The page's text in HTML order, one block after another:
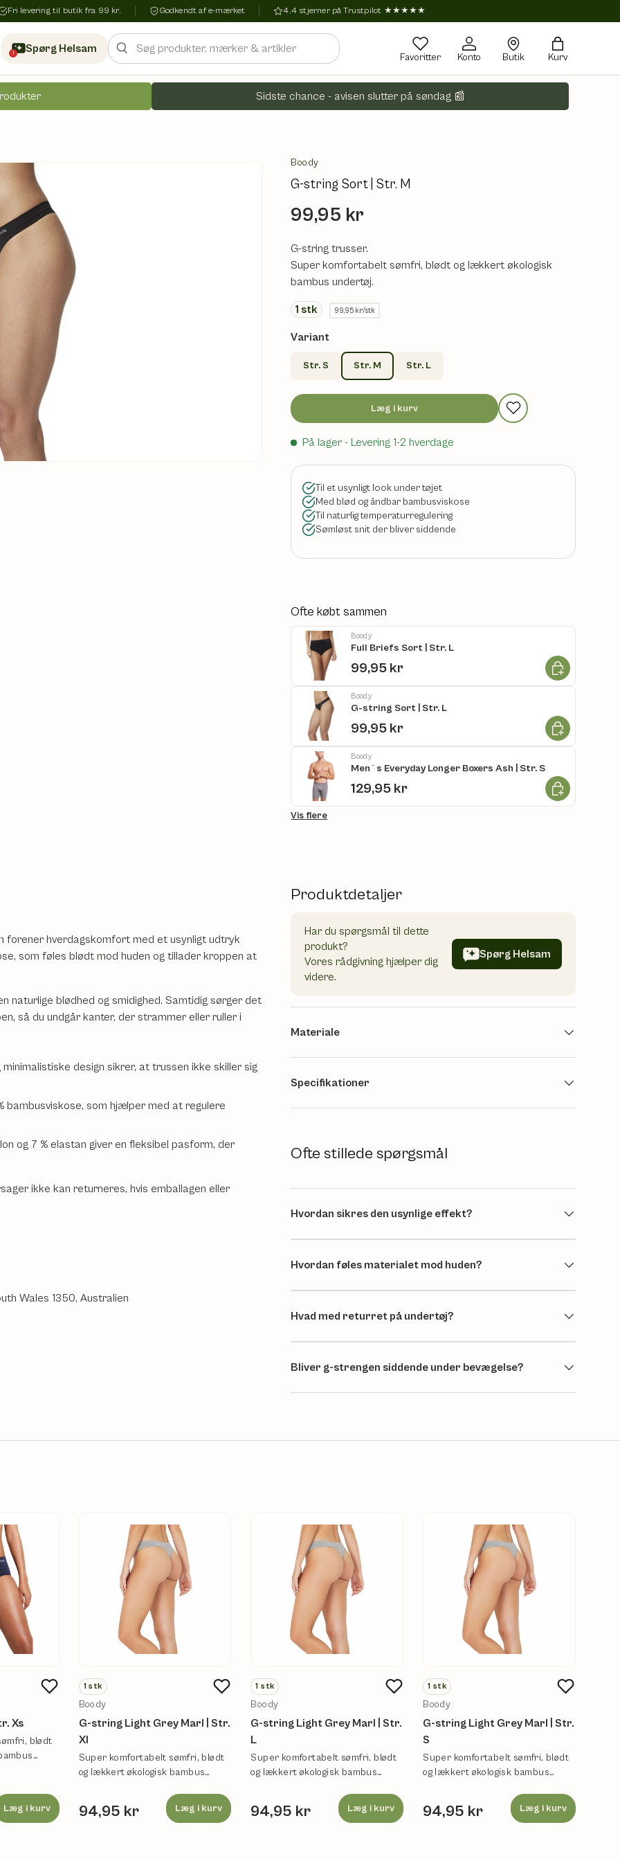
Fri levering til butik fra 99 kr. Godkendt af e-mærket 4,4 stjerner på Trustpilot ★★★★★
1 Spørg Helsam
Søg
Favoritter
Konto Butik Kurv
Sidste chance - avisen slutter på søndag 📰
Boody
G-string Sort | Str. M
99,95 kr
G-string trusser.
Super komfortabelt sømfri, blødt og lækkert økologisk
bambus undertøj.
1 stk 99,95 kr/stk
Variant
Str. S Str. M Str. L
Læg i kurv
På lager - Levering 1-2 hverdage
Til et usynligt look under tøjet
Med blød og åndbar bambusviskose
Til naturlig temperaturregulering
Sømløst snit der bliver siddende
Ofte købt sammen
Boody
Full Briefs Sort | Str. L
99,95 kr Læg i kurv
Boody
G-string Sort | Str. L
99,95 kr Læg i kurv
Boody
Men´s Everyday Longer Boxers Ash | Str. S
129,95 kr Læg i kurv
Vis flere
forener hverdagskomfort med et usynligt udtryk
som føles blødt mod huden og tillader kroppen at
naturlige blødhed og smidighed. Samtidig sørger det
så du undgår kanter, der strammer eller ruller i
design sikrer, at trussen ikke skiller sig
bambusviskose, som hjælper med at regulere
og 7 % elastan giver en fleksibel pasform, der
ikke kan returneres, hvis emballagen eller
Wales 1350, Australien
Produktdetaljer
Har du spørgsmål til dette
produkt?
Vores rådgivning hjælper dig
videre.
Spørg Helsam
Materiale
Specifikationer
Ofte stillede spørgsmål
Hvordan sikres den usynlige effekt?
Hvordan føles materialet mod huden?
Hvad med returret på undertøj?
Bliver g-strengen siddende under bevægelse?
Xs
blødt
Læg i kurv
1 stk
Boody
G-string Light Grey Marl | Str.
Xl
Super komfortabelt sømfri, blødt
og lækkert økologisk bambus
94,95 kr Læg i kurv
1 stk
Boody
G-string Light Grey Marl | Str.
L
Super komfortabelt sømfri, blødt
og lækkert økologisk bambus
94,95 kr Læg i kurv
1 stk
Boody
G-string Light Grey Marl | Str.
S
Super komfortabelt sømfri, blødt
og lækkert økologisk bambus
94,95 kr Læg i kurv